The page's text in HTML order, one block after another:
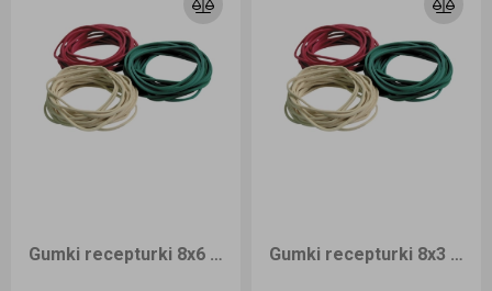
Gumki recepturki 8x6 1kg Gumki recepturki 8x3 1kg